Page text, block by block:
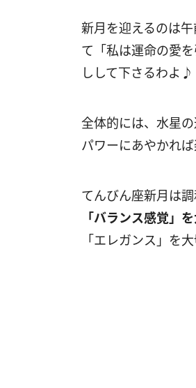
新月を迎えるのは
て「私は運命の愛
しして下さるわよ♪
全体的には、水星
パワーにあやかれ
てんびん座新月は
「バランス感覚」
「エレガンス」を